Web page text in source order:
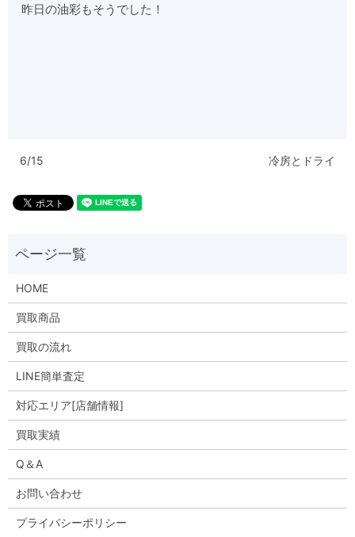
昨日の油彩もそうでした！
6/15 冷房とドライ
HOME
買取商品
買取の流れ
LINE簡単査定
対応エリア[店舗情報]
買取実績
Q＆A
お問い合わせ
プライバシーポリシー